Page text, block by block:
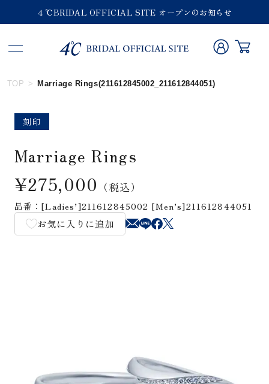
４℃BRIDAL OFFICIAL SITE オープンのお知らせ
TOP Marriage Rings(211612845002_211612844051)
刻印
Marriage Rings
¥275,000 （税込）
品番：[Ladies’]211612845002 [Men’s]211612844051
お気に入りに追加